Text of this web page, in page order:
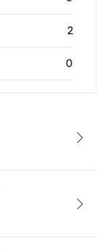
2
0